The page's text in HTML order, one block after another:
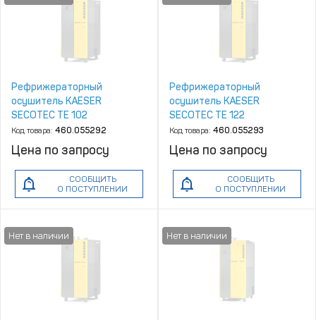
Рефрижераторный
осушитель KAESER
SECOTEC TE 102
Код товара: 460.055292
Цена по запросу
СООБЩИТЬ
О ПОСТУПЛЕНИИ
Рефрижераторный
осушитель KAESER
SECOTEC TE 122
Код товара: 460.055293
Цена по запросу
СООБЩИТЬ
О ПОСТУПЛЕНИИ